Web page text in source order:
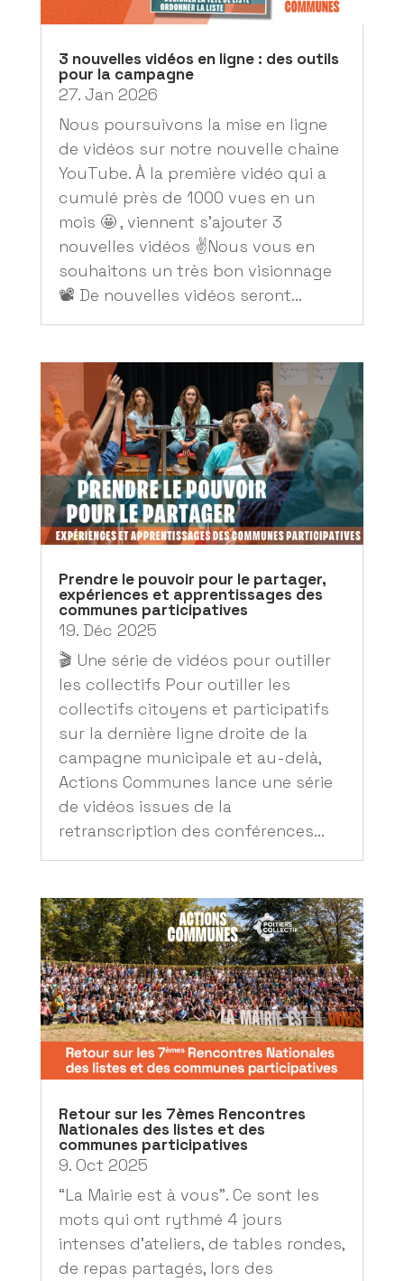
3 nouvelles vidéos en ligne : des outils
pour la campagne
27. Jan 2026
Nous poursuivons la mise en ligne
de vidéos sur notre nouvelle chaine
YouTube. À la première vidéo qui a
cumulé près de 1000 vues en un
mois 🤩 , viennent s'ajouter 3
nouvelles vidéos ✌️Nous vous en
souhaitons un très bon visionnage
📽️ De nouvelles vidéos seront...
Prendre le pouvoir pour le partager,
expériences et apprentissages des
communes participatives
19. Déc 2025
🎬 Une série de vidéos pour outiller
les collectifs Pour outiller les
collectifs citoyens et participatifs
sur la dernière ligne droite de la
campagne municipale et au-delà,
Actions Communes lance une série
de vidéos issues de la
retranscription des conférences...
Retour sur les 7èmes Rencontres
Nationales des listes et des
communes participatives
9. Oct 2025
“La Mairie est à vous”. Ce sont les
mots qui ont rythmé 4 jours
intenses d’ateliers, de tables rondes,
de repas partagés, lors des